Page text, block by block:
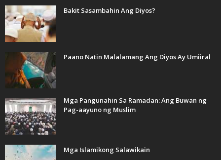
Bakit Sasambahin Ang Diyos?
Paano Natin Malalamang Ang Diyos Ay Umiiral
Mga Pangunahin Sa Ramadan: Ang Buwan ng
Pag-aayuno ng Muslim
Mga Islamikong Salawikain